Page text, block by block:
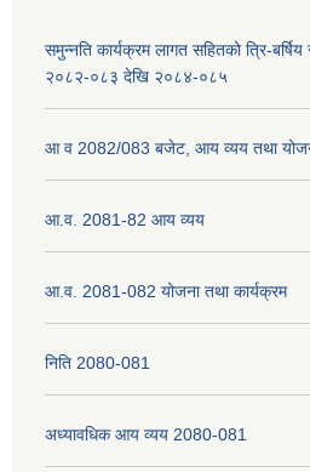
समुन्नति कार्यक्रम लागत सहितको त्रि-
२०८२-०८३ देखि २०८४-०८५
आ व 2082/083 बजेट, आय व्यय तथा
आ.व. 2081-82 आय व्यय
आ.व. 2081-082 योजना तथा कार्यक्रम
निति 2080-081
अध्यावधिक आय व्यय 2080-081